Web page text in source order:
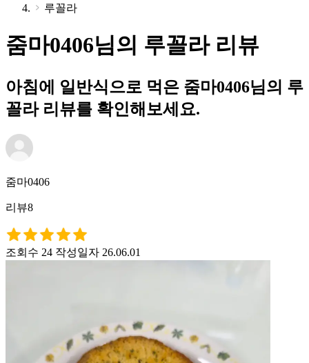
루꼴라
줌마0406님의 루꼴라 리뷰
아침에 일반식으로 먹은 줌마0406님의 루
꼴라 리뷰를 확인해보세요.
줌마0406
리뷰8
조회수 24 작성일자 26.06.01